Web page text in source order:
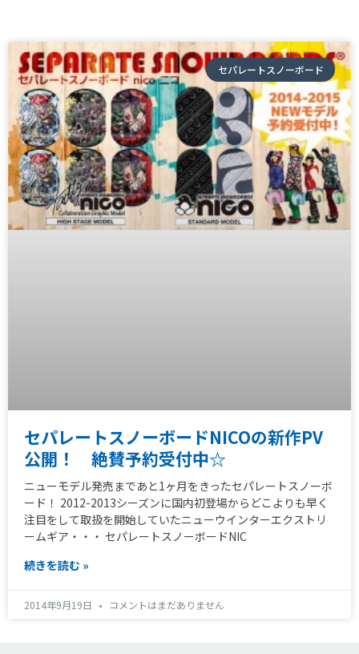
セパレートスノーボード
セパレートスノーボードNICOの新作PV
公開！ 絶賛予約受付中☆
ニューモデル発売まであと1ヶ月をきったセパレートスノーボ
ード！ 2012-2013シーズンに国内初登場からどこよりも早く
注目をして取扱を開始していたニューウインターエクストリ
ームギア­・・・ セパレートスノーボードNIC
続きを読む »
2014年9月19日 コメントはまだありません